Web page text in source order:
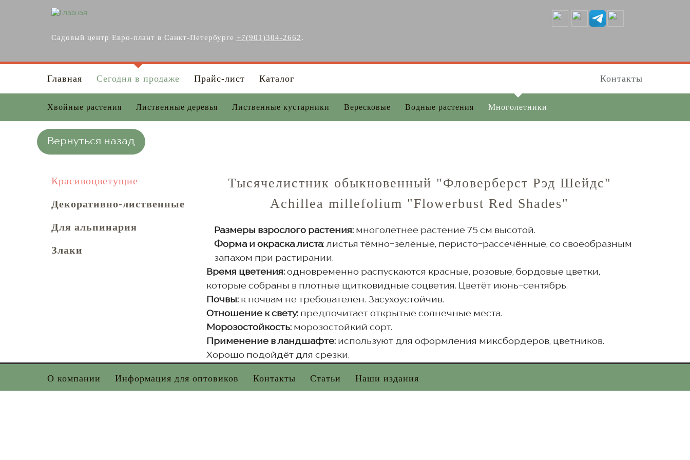
Садовый центр Евро-плант в Санкт-Петербурге +7(901)304-2662.
Главная Сегодня в продаже Прайс-лист Каталог Контакты
Хвойные растения Лиственные деревья Лиственные кустарники Вересковые Водные растения Многолетники
Вернуться назад
Красивоцветущие
Декоративно-лиственные
Для альпинария
Злаки
Тысячелистник обыкновенный "Фловерберст Рэд Шейдс"
Achillea millefolium "Flowerbust Red Shades"
Размеры взрослого растения: многолетнее растение 75 см высотой.
Форма и окраска листа: листья тёмно-зелёные, перисто-рассечённые, со своеобразным
запахом при растирании.
Время цветения: одновременно распускаются красные, розовые, бордовые цветки,
которые собраны в плотные щитковидные соцветия. Цветёт июнь-сентябрь.
Почвы: к почвам не требователен. Засухоустойчив.
Отношение к свету: предпочитает открытые солнечные места.
Морозостойкость: морозостойкий сорт.
Применение в ландшафте: используют для оформления миксбордеров, цветников.
Хорошо подойдёт для срезки.
О компании Информация для оптовиков Контакты Статьи Наши издания